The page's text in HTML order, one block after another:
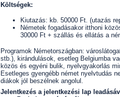
Költségek:
Kiutazás: kb. 50000 Ft. (utazás
Németek fogadásakor itthoni
30000 Ft + szállás és ellátás a
Programok Németországban:
stb.), kirándulások, esetleg Belgiumba
közös és egyéni bulik, nyelvgyakorlás
Esetleges gyengébb német nyelvtudás
diákok jól beszélnek angolul.
Jelentkezés a jelentkezési lap